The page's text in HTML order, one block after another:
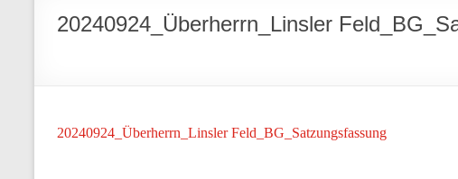
20240924_Überherrn_Linsler
20240924_Überherrn_Linsler Feld_BG_Satzungsfassung